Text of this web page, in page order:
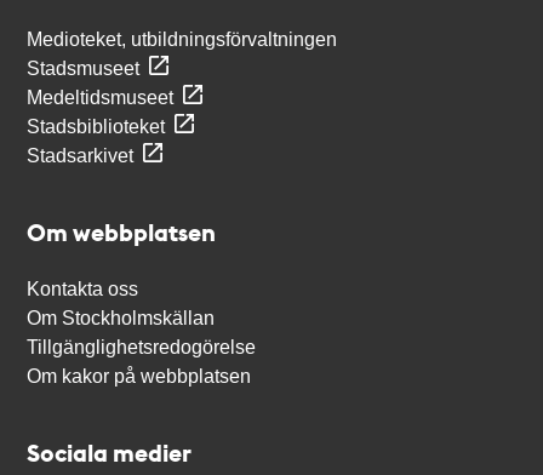
Medioteket, utbildningsförvaltningen
Stadsmuseet
Medeltidsmuseet
Stadsbiblioteket
Stadsarkivet
Om webbplatsen
Kontakta oss
Om Stockholmskällan
Tillgänglighetsredogörelse
Om kakor på webbplatsen
Sociala medier